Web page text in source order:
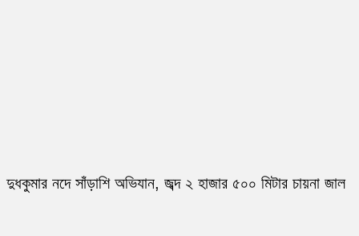
দুধকুমার নদে সাঁড়াশি অভিযান, জব্দ ২ হাজার ৫০০ মিটার চায়না জাল